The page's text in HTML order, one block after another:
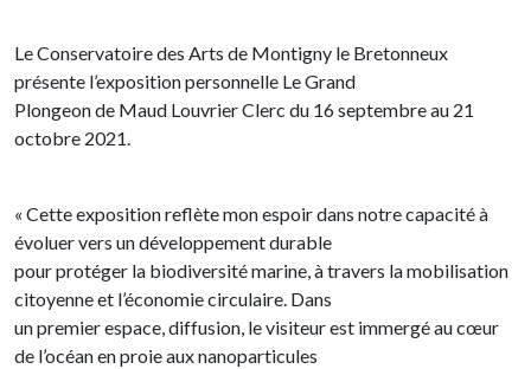
Le Conservatoire des Arts de Montigny le Bretonneux
présente l’exposition personnelle Le Grand
Plongeon de Maud Louvrier Clerc du 16 septembre au 21
octobre 2021.
« Cette exposition reflète mon espoir dans notre capacité à
évoluer vers un développement durable
pour protéger la biodiversité marine, à travers la mobilisation
citoyenne et l’économie circulaire. Dans
un premier espace, diffusion, le visiteur est immergé au cœur
de l’océan en proie aux nanoparticules